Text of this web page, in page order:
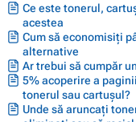
Ce este tonerul,
acestea
Cum să economisiți
alternative
Ar trebui să cumpăr
5% acoperire a
tonerul sau cartușul?
Unde să aruncați